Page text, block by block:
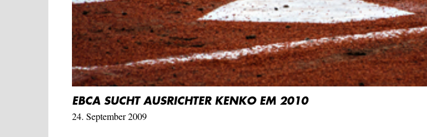
EBCA SUCHT AUSRICHTER KENKO EM 2010
24. September 2009